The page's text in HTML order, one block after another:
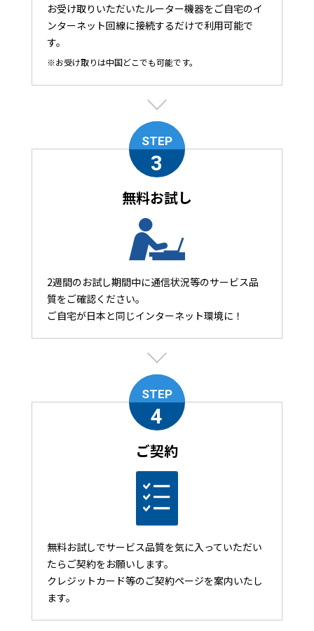
お受け取りいただいたルーター機器をご自宅のイ
ンターネット回線に接続するだけで利用可能で
す。
※お受け取りは中国どこでも可能です。
STEP
3
無料お試し
2週間のお試し期間中に通信状況等のサービス品
質をご確認ください。
ご自宅が日本と同じインターネット環境に！
STEP
4
ご契約
無料お試しでサービス品質を気に入っていただい
たらご契約をお願いします。
クレジットカード等のご契約ページを案内いたし
ます。